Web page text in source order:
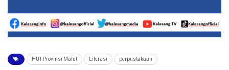
HUT Provinsi Malut Literasi perpustakaan